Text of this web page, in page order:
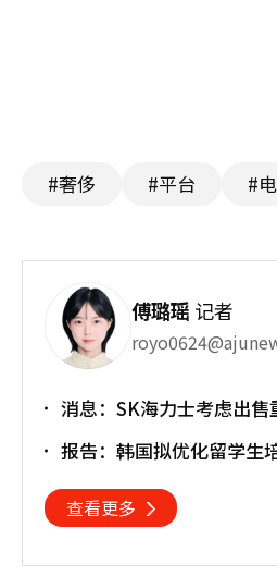
#奢侈 #平台 #
傅璐瑶 记者
消息：SK海力士考虑出
报告：韩国拟优化留学生
查看更多